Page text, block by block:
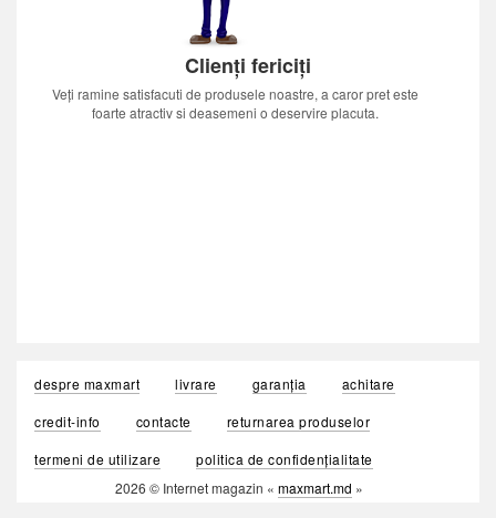
Clienți fericiți
Veți ramine satisfacuti de produsele noastre, a caror pret este
foarte atractiv si deasemeni o deservire placuta.
despre maxmart livrare garanția
achitare
credit-info
contacte
returnarea produselor
termeni de utilizare
politica de confidențialitate
2026 © Internet magazin « maxmart.md »